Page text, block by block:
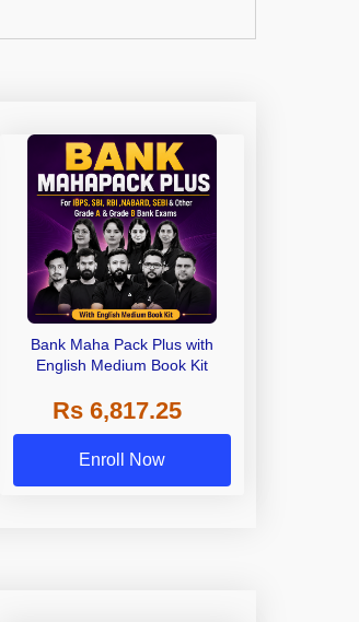
Bank Maha Pack Plus with
English Medium Book Kit
Rs 6,817.25
Enroll Now